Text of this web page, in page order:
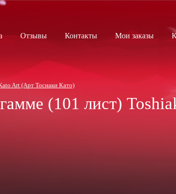
Отзывы Контакты Мои заказы
Art (Арт Тосиаки Като)
(101 лист)